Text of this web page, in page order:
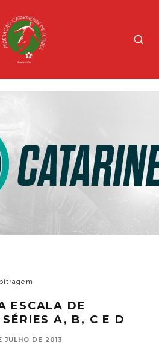
ESCALA DE
A, B, C E D
JULHO DE 2013